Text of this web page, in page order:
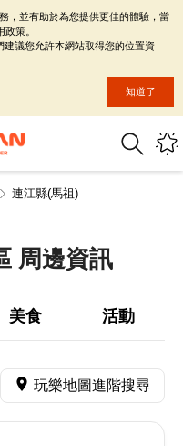
連江縣(馬祖)
周邊資訊
美食 活動
玩樂地圖進階搜尋
，並有助於為您提供更佳的體驗，當
策。
議您允許本網站取得您的位置資
知道了